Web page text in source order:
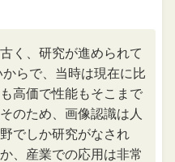
く、研究が進められて
らで、当時は現在に比
高価で性能もそこまで
のため、画像認識は人
でしか研究がなされ
、産業での応用は非常